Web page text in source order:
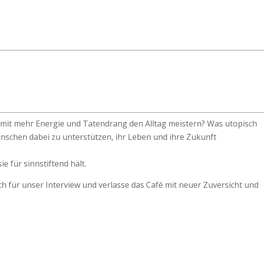
mehr Energie und Tatendrang den Alltag meistern? Was utopisch
dabei zu unterstützen, ihr Leben und ihre Zukunft
für sinnstiftend hält.
für unser Interview und verlasse das Café mit neuer Zuversicht und